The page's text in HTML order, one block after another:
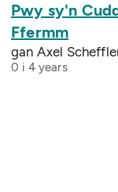
Pwy sy'n
Ffermm
gan Axel
0 i 4 years